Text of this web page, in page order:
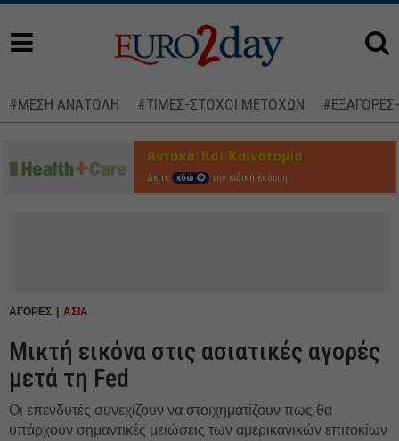
#ΜΕΣΗ ΑΝΑΤΟΛΗ #ΤΙΜΕΣ-ΣΤΟΧΟΙ ΜΕΤΟΧΩΝ
Δείτε εδώ την ειδική έκδοση
ΑΓΟΡΕΣ ΑΣΙΑ
Μικτή εικόνα στις ασιατικές αγορές
μετά τη Fed
Οι επενδυτές συνεχίζουν να στοιχηματίζουν πως θα
υπάρχουν σημαντικές μειώσεις των αμερικανικών επιτοκίων